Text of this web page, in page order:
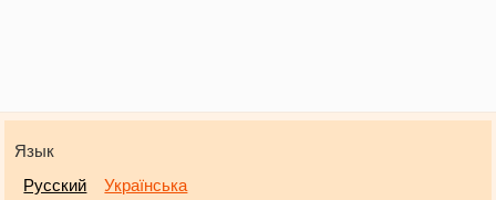
Язык
Русский
Українська